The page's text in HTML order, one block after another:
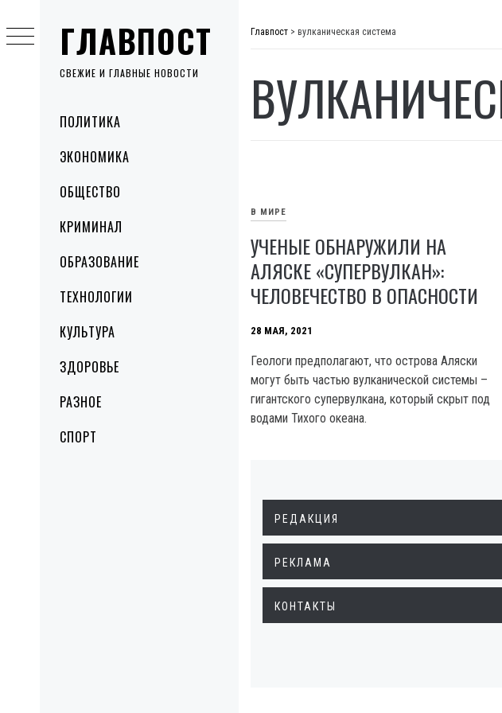
ГЛАВПОСТ
СВЕЖИЕ И ГЛАВНЫЕ НОВОСТИ
MenuПОЛИТИКА
ЭКОНОМИКА
ОБЩЕСТВО
КРИМИНАЛ
ОБРАЗОВАНИЕ
ТЕХНОЛОГИИ
КУЛЬТУРА
ЗДОРОВЬЕ
РАЗНОЕ
СПОРТ
to
content
Главпост > вулканическая система
В МИРЕ
УЧЕНЫЕ ОБНАРУЖИЛИ НА
АЛЯСКЕ «СУПЕРВУЛКАН»:
ЧЕЛОВЕЧЕСТВО В ОПАСНОСТИ
28 МАЯ, 2021
Геологи предполагают, что острова Аляски
могут быть частью вулканической системы –
гигантского супервулкана, который скрыт под
водами Тихого океана.
РЕДАКЦИЯ
РЕКЛАМА
КОНТАКТЫ